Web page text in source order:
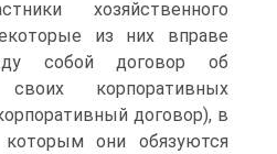
хозяйственного
из них вправе
собой договор об
своих корпоративных
договор), в
они обязуются